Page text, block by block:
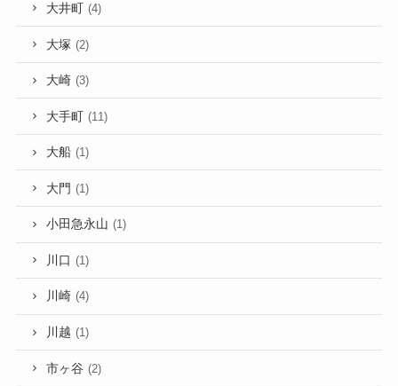
大井町 (4)
大塚 (2)
大崎 (3)
大手町 (11)
大船 (1)
大門 (1)
小田急永山 (1)
川口 (1)
川崎 (4)
川越 (1)
市ヶ谷 (2)